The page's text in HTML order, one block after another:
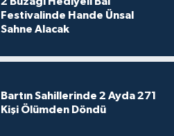
Festivalinde Hande Ünsal
Sahne Alacak
Bartın Sahillerinde 2 Ayda 271
Kişi Ölümden Döndü